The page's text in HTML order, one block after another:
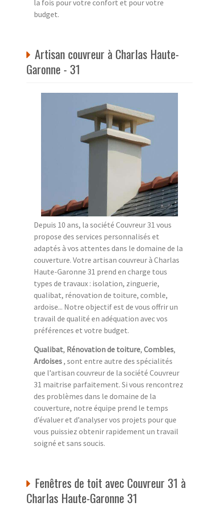
la fois pour votre confort et pour votre
budget.
Artisan couvreur à Charlas Haute-
Garonne - 31
Depuis 10 ans, la société Couvreur 31 vous
propose des services personnalisés et
adaptés à vos attentes dans le domaine de la
couverture. Votre artisan couvreur à Charlas
Haute-Garonne 31 prend en charge tous
types de travaux : isolation, zinguerie,
qualibat, rénovation de toiture, comble,
ardoise... Notre objectif est de vous offrir un
travail de qualité en adéquation avec vos
préférences et votre budget.
Qualibat, Rénovation de toiture, Combles,
Ardoises , sont entre autre des spécialités
que l’artisan couvreur de la société Couvreur
31 maitrise parfaitement. Si vous rencontrez
des problèmes dans le domaine de la
couverture, notre équipe prend le temps
d’évaluer et d’analyser vos projets pour que
vous puissiez obtenir rapidement un travail
soigné et sans soucis.
Fenêtres de toit avec Couvreur 31 à
Charlas Haute-Garonne 31